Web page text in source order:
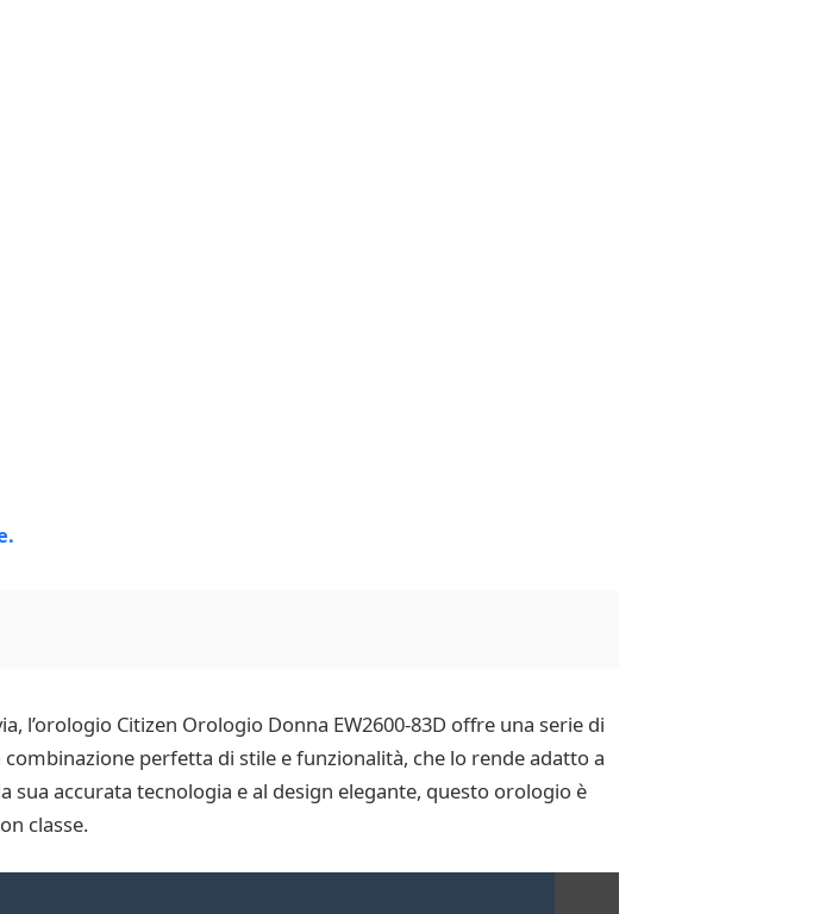
l’orologio Citizen Orologio Donna EW2600-83D offre una serie di
perfetta di stile e funzionalità, che lo rende adatto a
accurata tecnologia e al design elegante, questo orologio è
classe.